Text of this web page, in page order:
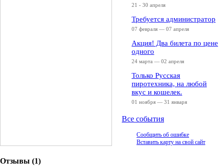
21 - 30 апреля
Требуется администратор
07 февраля — 07 апреля
Акция! Два билета по цене
одного
24 марта — 02 апреля
Только Русская
пиротехника, на любой
вкус и кошелек.
01 ноября — 31 января
Все события
Сообщить об ошибке
Вставить карту на свой сайт
Отзывы (1)